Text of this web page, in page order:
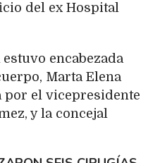
del ex Hospital
encabezada
Marta Elena
por el vicepresidente
y la concejal